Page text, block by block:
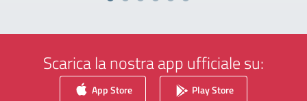
Scarica la nostra app ufficiale su:
App Store Play Store